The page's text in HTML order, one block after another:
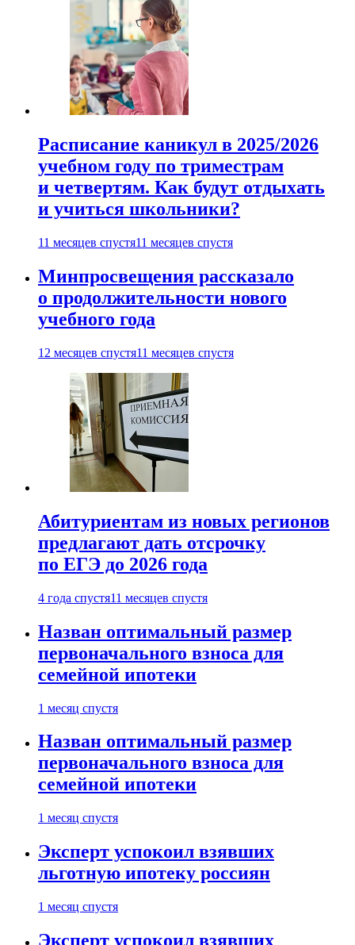
Расписание каникул в 2025/2026
учебном году по триместрам
и четвертям. Как будут отдыхать
и учиться школьники?
11 месяцев спустя11 месяцев спустя
Минпросвещения рассказало
о продолжительности нового
учебного года
12 месяцев спустя11 месяцев спустя
Абитуриентам из новых регионов
предлагают дать отсрочку
по ЕГЭ до 2026 года
4 года спустя11 месяцев спустя
Назван оптимальный размер
первоначального взноса для
семейной ипотеки
1 месяц спустя
Назван оптимальный размер
первоначального взноса для
семейной ипотеки
1 месяц спустя
Эксперт успокоил взявших
льготную ипотеку россиян
1 месяц спустя
Эксперт успокоил взявших